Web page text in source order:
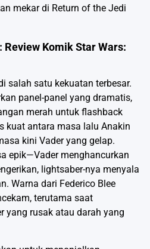
mekar di Return of the Jedi
Review Komik Star Wars:
salah satu kekuatan terbesar.
panel-panel yang dramatis,
merah untuk flashback
kuat antara masa lalu Anakin
kini Vader yang gelap.
epik—Vader menghancurkan
lightsaber-nya menyala
Warna dari Federico Blee
terutama saat
yang rusak atau darah yang